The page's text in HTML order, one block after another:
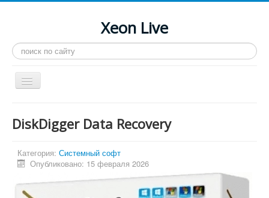
Xeon Live
Искать...
Toggle
Navigation
LGA 2011-3
LGA 2011
Процессоры
Инструкции
DiskDigger Data Recovery
Категория: Системный софт
Опубликовано: 15 февраля 2026